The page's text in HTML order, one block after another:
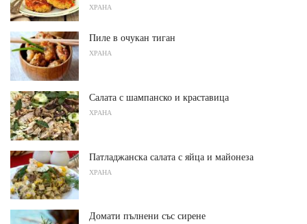
ХРАНА
Пиле в очукан тиган
ХРАНА
Салата с шампанско и краставица
ХРАНА
Патладжанска салата с яйца и майонеза
ХРАНА
Домати пълнени със сирене